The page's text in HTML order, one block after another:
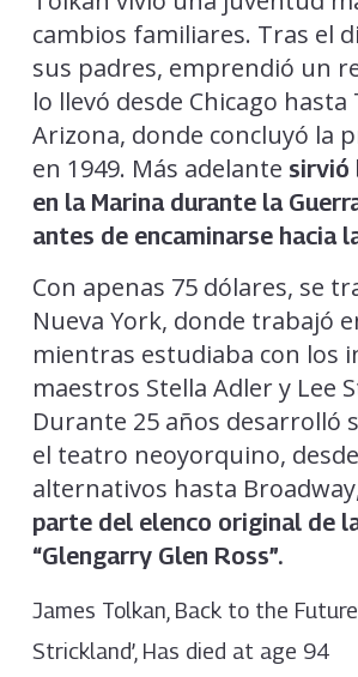
cambios familiares. Tras el
sus padres, emprendió un
lo llevó desde Chicago hasta
Arizona, donde concluyó la
en 1949. Más adelante sirvió
en la Marina durante la
antes de encaminarse hacia
Con apenas 75 dólares, se
Nueva York, donde trabajó
mientras estudiaba con los
maestros Stella Adler y Lee
Durante 25 años desarrolló
el teatro neoyorquino,
alternativos hasta
parte del elenco original de
“Glengarry Glen Ross”.
James Tolkan, Back to the
Strickland’, Has died at age 94